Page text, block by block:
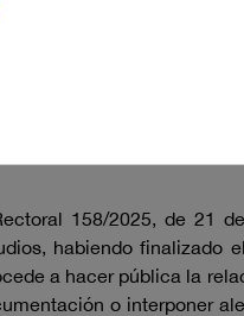
Finanzas
158/2025, de 21
habiendo finalizado
a hacer pública la
o interponer